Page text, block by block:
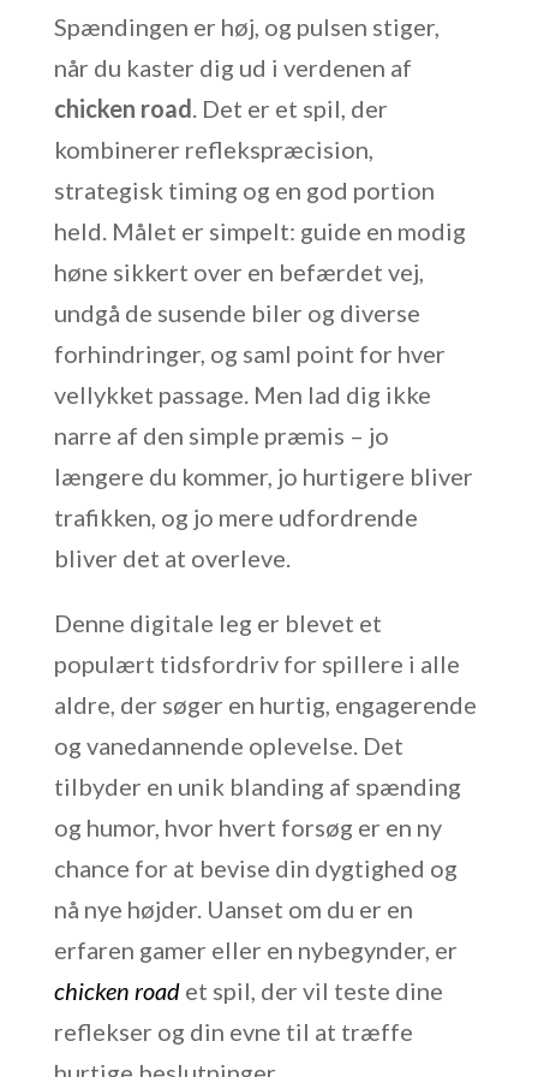
Spændingen er høj, og pulsen stiger,
når du kaster dig ud i verdenen af
chicken road. Det er et spil, der
kombinerer reflekspræcision,
strategisk timing og en god portion
held. Målet er simpelt: guide en modig
høne sikkert over en befærdet vej,
undgå de susende biler og diverse
forhindringer, og saml point for hver
vellykket passage. Men lad dig ikke
narre af den simple præmis – jo
længere du kommer, jo hurtigere bliver
trafikken, og jo mere udfordrende
bliver det at overleve.
Denne digitale leg er blevet et
populært tidsfordriv for spillere i alle
aldre, der søger en hurtig, engagerende
og vanedannende oplevelse. Det
tilbyder en unik blanding af spænding
og humor, hvor hvert forsøg er en ny
chance for at bevise din dygtighed og
nå nye højder. Uanset om du er en
erfaren gamer eller en nybegynder, er
chicken roadet spil, der vil teste dine
reflekser og din evne til at træffe